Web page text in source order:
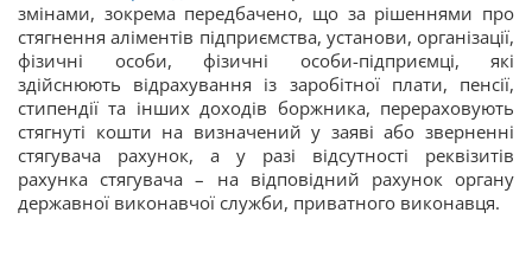
змінами, зокрема передбачено, що за рішеннями про
стягнення аліментів підприємства, установи, організації,
фізичні особи, фізичні особи-підприємці, які
здійснюють відрахування із заробітної плати, пенсії,
стипендії та інших доходів боржника, перераховують
стягнуті кошти на визначений у заяві або зверненні
стягувача рахунок, а у разі відсутності реквізитів
рахунка стягувача – на відповідний рахунок органу
державної виконавчої служби, приватного виконавця.